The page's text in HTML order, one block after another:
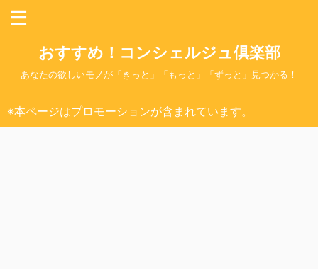
おすすめ！コンシェルジュ倶楽部
あなたの欲しいモノが「きっと」「もっと」「ずっと」見つかる！
※本ページはプロモーションが含まれています。